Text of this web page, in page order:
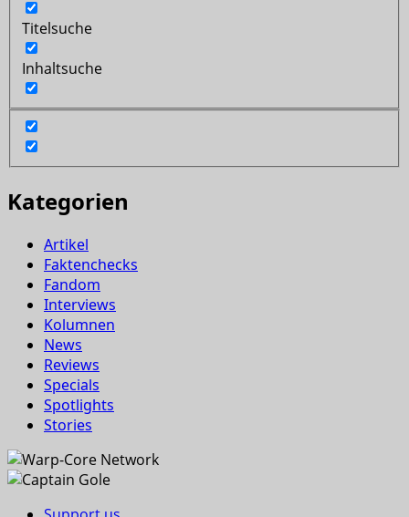
Titelsuche
Inhaltsuche
Kategorien
Artikel
Faktenchecks
Fandom
Interviews
Kolumnen
News
Reviews
Specials
Spotlights
Stories